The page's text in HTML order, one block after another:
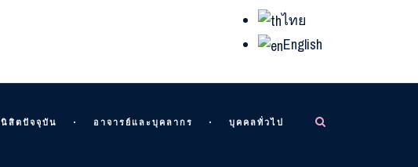
ไทย
English
นิสิตปัจจุบัน อาจารย์และบุคลากร บุคคลทั่วไป